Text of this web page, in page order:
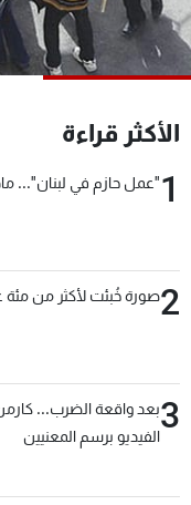
الأكثر قراءة
1"عمل حازم في لبنان"...
2صورة خُبئت لأكثر من مئة
3بعد واقعة الضرب...
الفيديو برسم المعنيين
جدول البرامج
شاهد البرامج
الترددات
عن MTV
لاعلاناتكم